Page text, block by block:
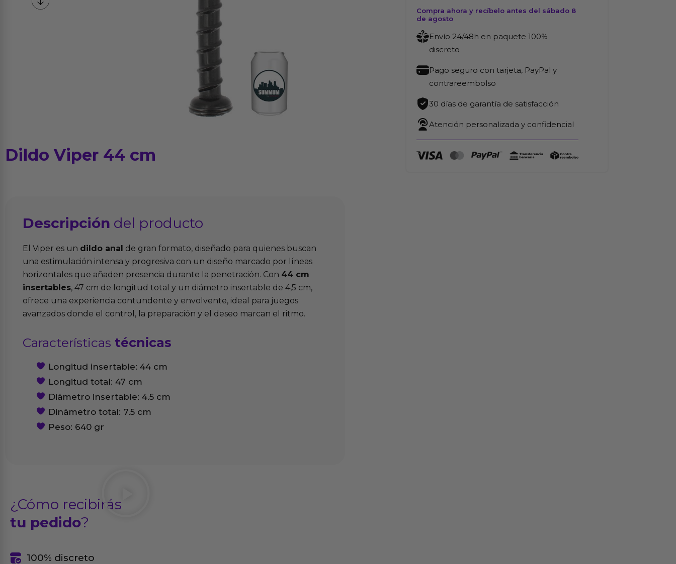
Dildo Viper 44 cm
Descripción del producto
El Viper es un dildo anal de gran formato, diseñado para quienes buscan
una estimulación intensa y progresiva con un diseño marcado por líneas
horizontales que añaden presencia durante la penetración. Con 44 cm
insertables, 47 cm de longitud total y un diámetro insertable de 4,5 cm,
ofrece una experiencia contundente y envolvente, ideal para juegos
avanzados donde el control, la preparación y el deseo marcan el ritmo.
Características técnicas
Longitud insertable: 44 cm
Longitud total: 47 cm
Diámetro insertable: 4.5 cm
Dinámetro total: 7.5 cm
Peso: 640 gr
¿Cómo recibirás
tu pedido?
100% discreto
cantidad
Compra ahora y recíbelo antes del sábado 8
de agosto
Envío 24/48h en paquete 100%
discreto
Pago seguro con tarjeta, PayPal y
contrareembolso
30 días de garantía de satisfacción
Atención personalizada y confidencial